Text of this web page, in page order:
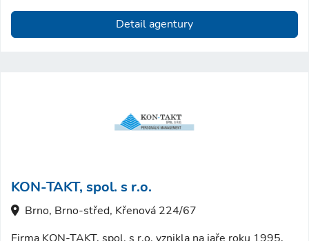
Detail agentury
KON-TAKT, spol. s r.o.
Brno, Brno-střed, Křenová 224/67